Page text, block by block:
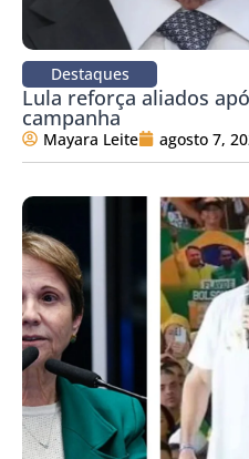
Destaques
Lula reforça aliados
campanha
Mayara Leite agosto 7,